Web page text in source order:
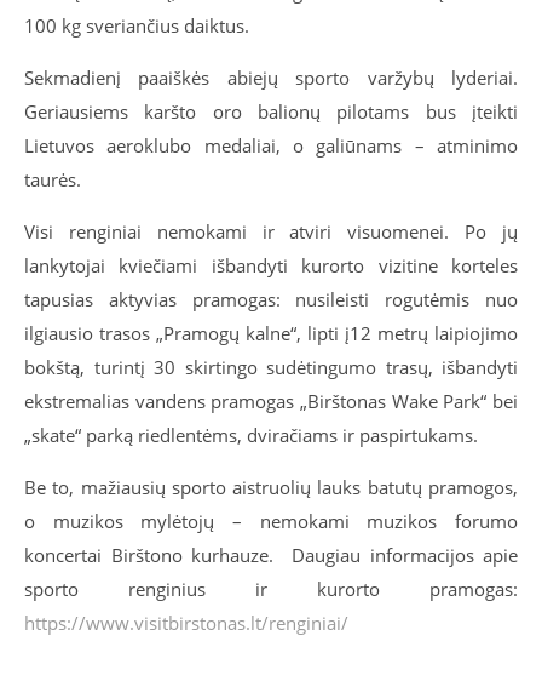
100 kg sveriančius daiktus.
Sekmadienį paaiškės abiejų sporto varžybų lyderiai.
Geriausiems karšto oro balionų pilotams bus įteikti
Lietuvos aeroklubo medaliai, o galiūnams – atminimo
taurės.
Visi renginiai nemokami ir atviri visuomenei. Po jų
lankytojai kviečiami išbandyti kurorto vizitine korteles
tapusias aktyvias pramogas: nusileisti rogutėmis nuo
ilgiausio trasos „Pramogų kalne“, lipti į12 metrų laipiojimo
bokštą, turintį 30 skirtingo sudėtingumo trasų, išbandyti
ekstremalias vandens pramogas „Birštonas Wake Park“ bei
„skate“ parką riedlentėms, dviračiams ir paspirtukams.
Be to, mažiausių sporto aistruolių lauks batutų pramogos,
o muzikos mylėtojų – nemokami muzikos forumo
koncertai Birštono kurhauze. Daugiau informacijos apie
sporto renginius ir kurorto pramogas:
https://www.visitbirstonas.lt/renginiai/